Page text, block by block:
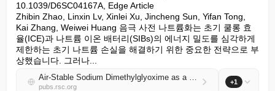
10.1039/D6SC04167A, Edge Article
Zhibin Zhao, Linxin Lv, Xinlei Xu, Jincheng Sun, Yifan Tong,
Kai Zhang, Weiwei Huang 음극 사전 나트륨화는 초기 쿨롱 효
율(ICE)과 나트륨 이온 배터리(SIBs)의 에너지 밀도를 심각하게
제한하는 초기 나트륨 손실을 해결하기 위한 중요한 전략으로 부
상했습니다. 그러나...
Air-Stable Sodium Dimethylglyoxime as a Cathode Presodiation Additive for High-Energy-Density Sodium-Ion Batteries
pubs.rsc.org
+1